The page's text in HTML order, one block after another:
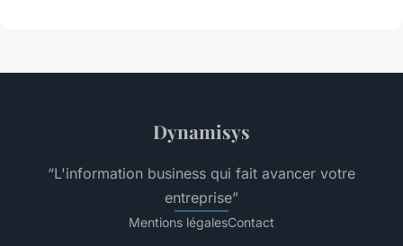
Dynamisys
“L'information business qui fait avancer votre
entreprise”
Mentions légalesContact